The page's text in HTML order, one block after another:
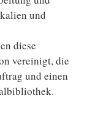
und
diese
vereinigt, die
und einen